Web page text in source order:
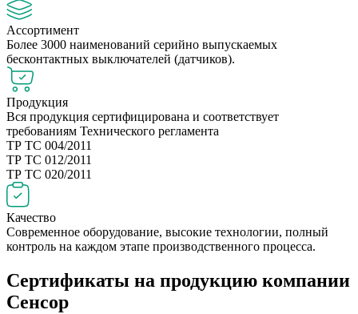
Ассортимент
Более 3000 наименований серийно выпускаемых
бесконтактных выключателей (датчиков).
Продукция
Вся продукция сертифицирована и соответствует
требованиям Технического регламента
ТР ТС 004/2011
ТР ТС 012/2011
ТР ТС 020/2011
Качество
Современное оборудование, высокие технологии, полный
контроль на каждом этапе производственного процесса.
Сертификаты на продукцию компании
Сенсор